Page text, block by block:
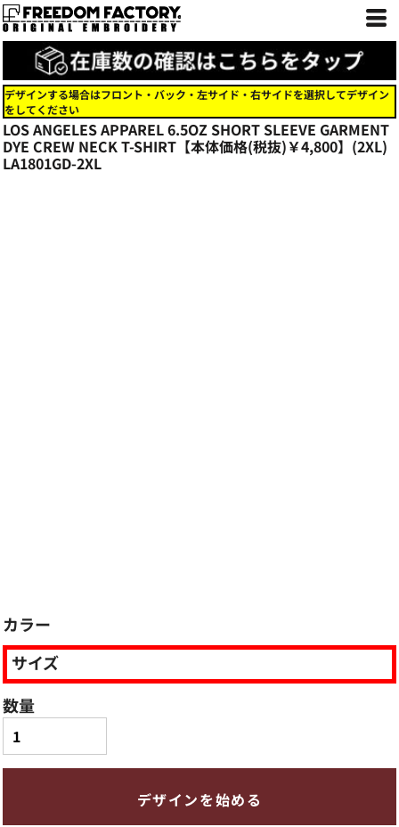
デザインする場合はフロント・バック・左サイド・右サイドを選択してデザイン
をしてください
LOS ANGELES APPAREL 6.5OZ SHORT SLEEVE GARMENT
DYE CREW NECK T-SHIRT【本体価格(税抜)￥4,800】(2XL)
LA1801GD-2XL
カラー
サイズ
数量
デザインを始める